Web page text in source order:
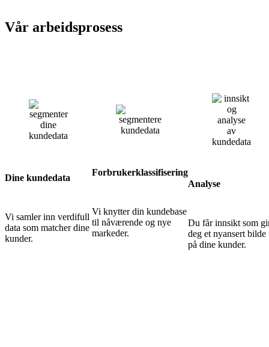
Vår arbeidsprosess
Dine kundedata
Vi samler inn verdifull
data som matcher dine
kunder.
Forbrukerklassifisering
Vi knytter din kundebase
til nåværende og nye
markeder.
Analyse
Du får innsikt som
deg et nyansert bilde
på dine kunder.